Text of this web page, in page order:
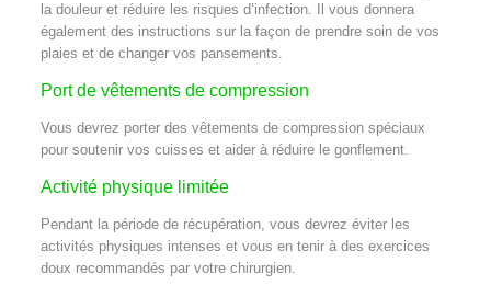
la douleur et réduire les risques d’infection. Il vous donnera
également des instructions sur la façon de prendre soin de vos
plaies et de changer vos pansements.
Port de vêtements de compression
Vous devrez porter des vêtements de compression spéciaux
pour soutenir vos cuisses et aider à réduire le gonflement.
Activité physique limitée
Pendant la période de récupération, vous devrez éviter les
activités physiques intenses et vous en tenir à des exercices
doux recommandés par votre chirurgien.